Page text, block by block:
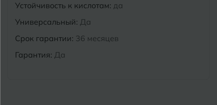
Устойчивость к кислотам: да
Универсальный: Да
Срок гарантии: 36 месяцев
Гарантия: Да